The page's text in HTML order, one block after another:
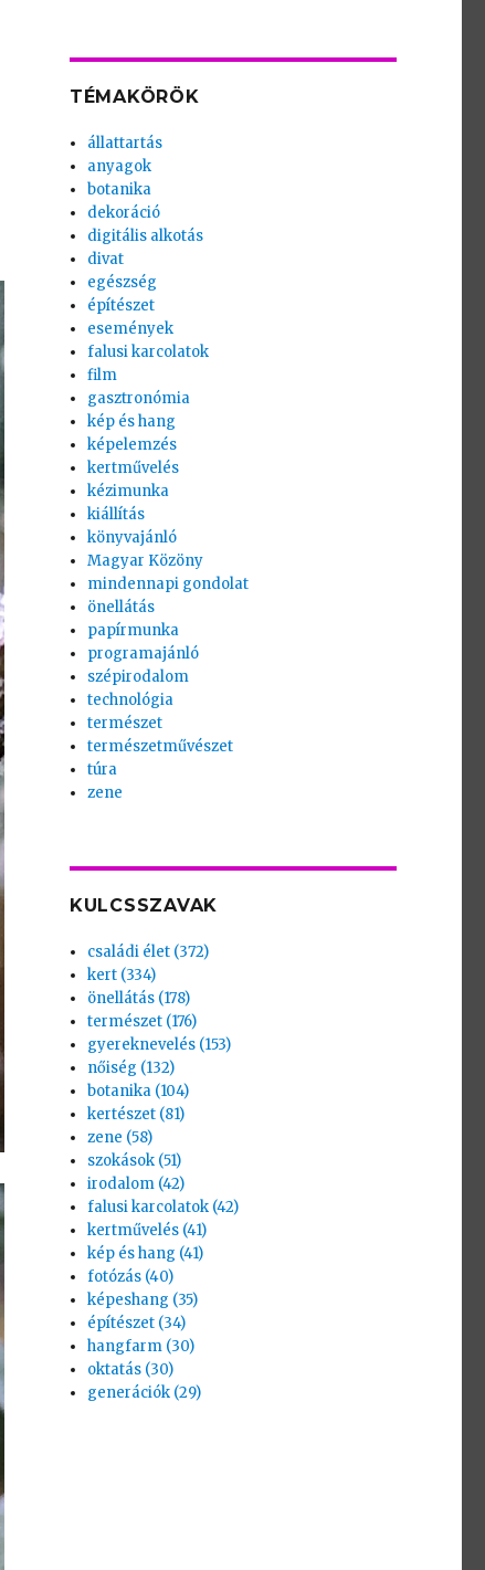
TÉMAKÖRÖK
állattartás
anyagok
botanika
dekoráció
digitális alkotás
divat
egészség
építészet
események
falusi karcolatok
film
gasztronómia
kép és hang
képelemzés
kertművelés
kézimunka
kiállítás
könyvajánló
Magyar Közöny
mindennapi gondolat
önellátás
papírmunka
programajánló
szépirodalom
technológia
természet
természetművészet
túra
zene
KULCSSZAVAK
családi élet (372)
kert (334)
önellátás (178)
természet (176)
gyereknevelés (153)
nőiség (132)
botanika (104)
kertészet (81)
zene (58)
szokások (51)
irodalom (42)
falusi karcolatok (42)
kertművelés (41)
kép és hang (41)
fotózás (40)
képeshang (35)
építészet (34)
hangfarm (30)
oktatás (30)
generációk (29)